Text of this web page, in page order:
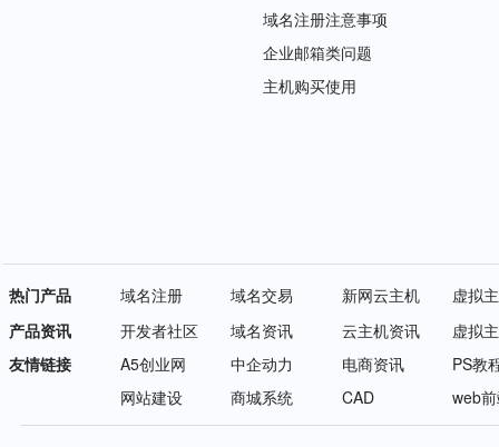
域名注册注意事项
企业邮箱类问题
主机购买使用
热门产品 域名注册 域名交易 新网云主机
虚拟
产品资讯
开发者社区 域名资讯 云主机资讯
虚拟
友情链接
A5创业网 中企动力 电商资讯
PS教
网站建设
商城系统 CAD web